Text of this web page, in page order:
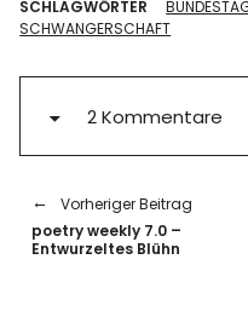
SCHLAGWÖRTER
SCHWANGERSCHAFT
2 Kommentare
Vorheriger Beitrag
poetry weekly 7.0 –
Entwurzeltes Blühn